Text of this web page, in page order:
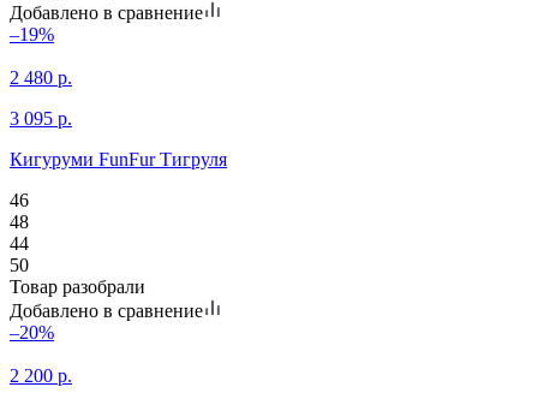
Добавлено в сравнение
–19%
2 480 р.
3 095 р.
Кигуруми FunFur Тигруля
46
48
44
50
Товар разобрали
Добавлено в сравнение
–20%
2 200 р.